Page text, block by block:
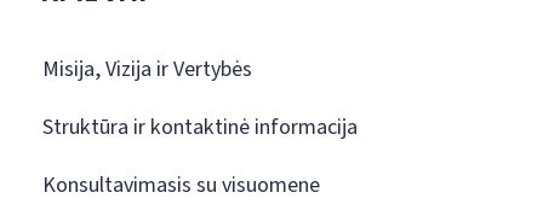
Misija, Vizija ir Vertybės
Struktūra ir kontaktinė informacija
Konsultavimasis su visuomene